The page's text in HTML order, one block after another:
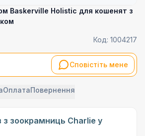
Baskerville Holistic для кошенят з
Код: 1004217
Сповістіть мене
ОплатаПовернення
з зоокрамниць Charlie у